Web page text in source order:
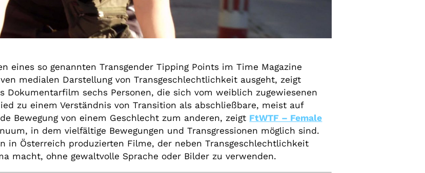
eines so genannten Transgender Tipping Points im Time Magazine
medialen Darstellung von Transgeschlechtlichkeit ausgeht, zeigt
Dokumentarfilm sechs Personen, die sich vom weiblich zugewiesenen
zu einem Verständnis von Transition als abschließbare, meist auf
Bewegung von einem Geschlecht zum anderen, zeigt FtWTF – Female
in dem vielfältige Bewegungen und Transgressionen möglich sind.
in Österreich produzierten Filme, der neben Transgeschlechtlichkeit
macht, ohne gewaltvolle Sprache oder Bilder zu verwenden.